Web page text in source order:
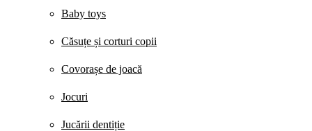
Baby toys
Căsuțe și corturi copii
Covorașe de joacă
Jocuri
Jucării dentiție